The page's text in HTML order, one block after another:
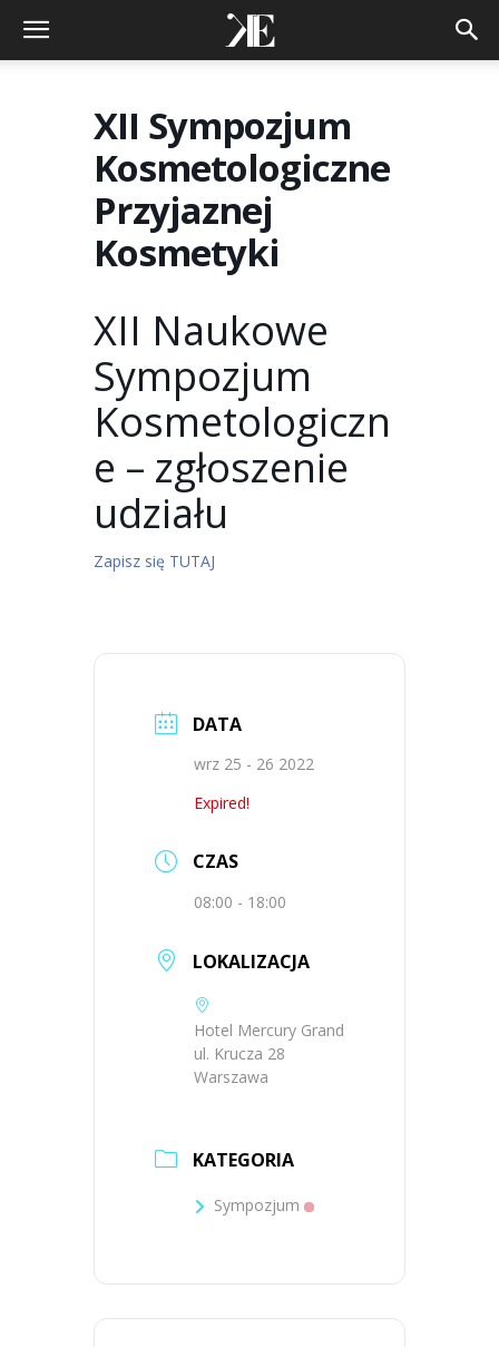
XII Sympozjum
Kosmetologiczne
Przyjaznej
Kosmetyki
XII Naukowe
Sympozjum
Kosmetologiczn
e – zgłoszenie
udziału
Zapisz się TUTAJ
DATA
wrz 25 - 26 2022
Expired!
CZAS
08:00 - 18:00
LOKALIZACJA
Hotel Mercury Grand
ul. Krucza 28
Warszawa
KATEGORIA
Sympozjum